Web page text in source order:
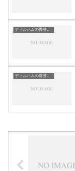
ディルハムの両替目安
ディルハムの両替目安